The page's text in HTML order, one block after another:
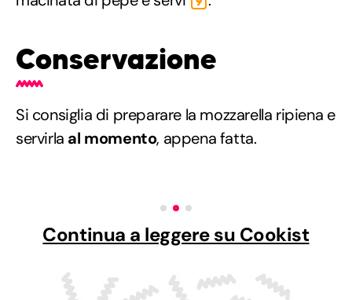
Conservazione
Si consiglia di preparare la mozzarella ripiena e
servirla al momento, appena fatta.
Continua a leggere su Cookist